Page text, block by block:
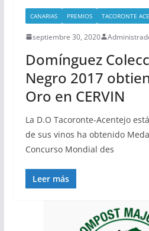
CANARIAS PREMIOS TACORONTE
septiembre 30, 2020
Domínguez
Negro 2017
Oro en CERVIN
La D.O Tacoronte-Acentejo
de sus vinos ha obtenido
Concurso Mondial des
Leer más